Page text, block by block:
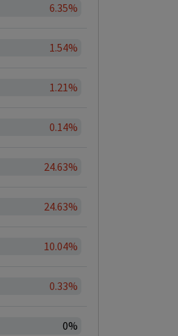
6.35%
1.54%
1.21%
0.14%
24.63%
24.63%
10.04%
0.33%
0%